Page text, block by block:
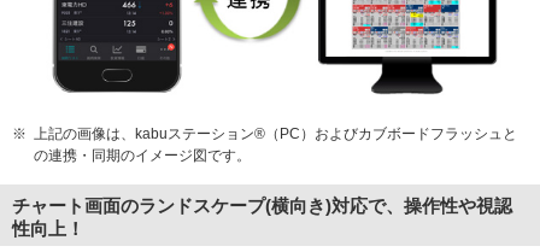
※
上記の画像は、kabuステーション®（PC）およびカブボードフラッシュと
の連携・同期のイメージ図です。
チャート画面のランドスケープ(横向き)対応で、操作性や視認
性向上！